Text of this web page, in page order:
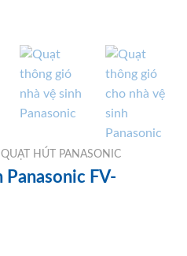
QUẠT HÚT PANASONIC
Panasonic FV-